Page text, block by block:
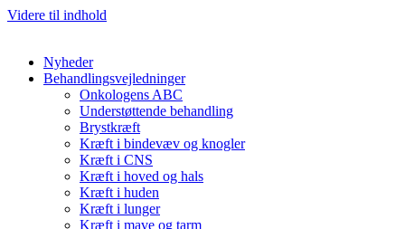
Videre til indhold
Nyheder
Behandlingsvejledninger
Onkologens ABC
Understøttende behandling
Brystkræft
Kræft i bindevæv og knogler
Kræft i CNS
Kræft i hoved og hals
Kræft i huden
Kræft i lunger
Kræft i mave og tarm